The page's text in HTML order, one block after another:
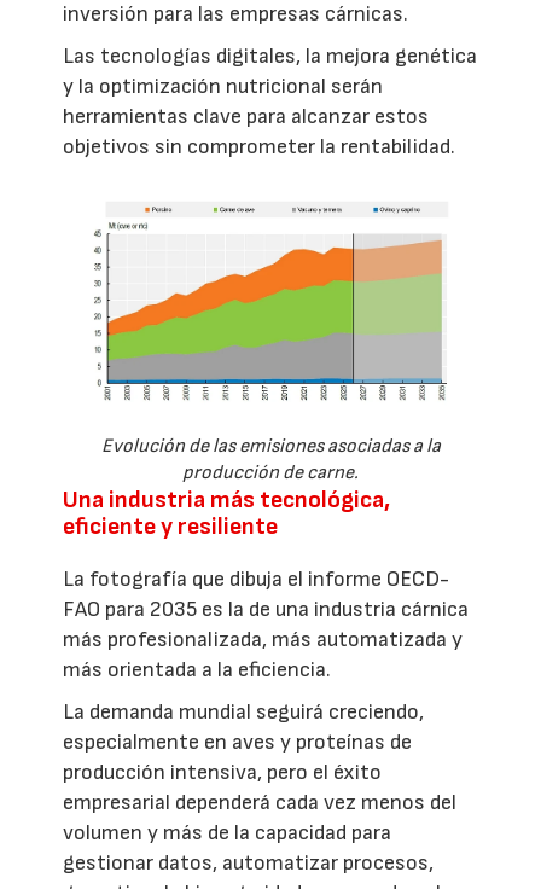
inversión para las empresas cárnicas.
Las tecnologías digitales, la mejora genética
y la optimización nutricional serán
herramientas clave para alcanzar estos
objetivos sin comprometer la rentabilidad.
Evolución de las emisiones asociadas a la
producción de carne.
Una industria más tecnológica,
eficiente y resiliente
La fotografía que dibuja el informe OECD-
FAO para 2035 es la de una industria cárnica
más profesionalizada, más automatizada y
más orientada a la eficiencia.
La demanda mundial seguirá creciendo,
especialmente en aves y proteínas de
producción intensiva, pero el éxito
empresarial dependerá cada vez menos del
volumen y más de la capacidad para
gestionar datos, automatizar procesos,